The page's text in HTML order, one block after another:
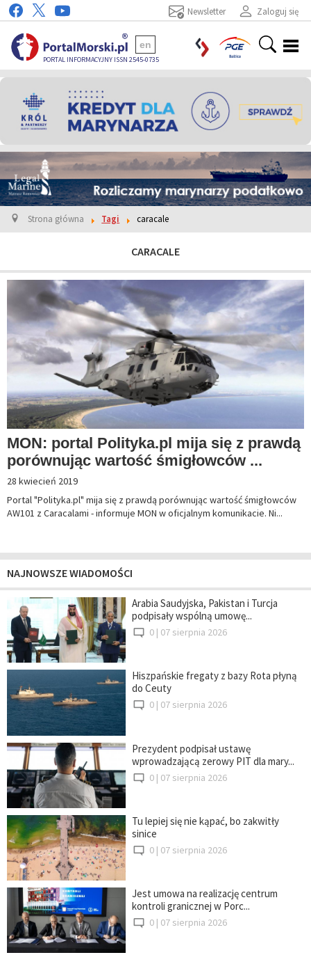
Zaloguj się
Newsletter
PORTAL INFORMACYJNY ISSN 2545-0735
en
Strona główna Tagi caracale
CARACALE
MON: portal Polityka.pl mija się z prawdą
porównując wartość śmigłowców ...
28 kwiecień 2019
Portal "Polityka.pl" mija się z prawdą porównując wartość śmigłowców
AW101 z Caracalami - informuje MON w oficjalnym komunikacie. Ni...
NAJNOWSZE WIADOMOŚCI
Arabia Saudyjska, Pakistan i Turcja
podpisały wspólną umowę...
0 | 07 sierpnia 2026
Hiszpańskie fregaty z bazy Rota płyną
do Ceuty
0 | 07 sierpnia 2026
Prezydent podpisał ustawę
wprowadzającą zerowy PIT dla mary...
0 | 07 sierpnia 2026
Tu lepiej się nie kąpać, bo zakwitły
sinice
0 | 07 sierpnia 2026
Jest umowa na realizację centrum
kontroli granicznej w Porc...
0 | 07 sierpnia 2026